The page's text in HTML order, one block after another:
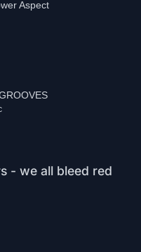
Aspect
- we all bleed red